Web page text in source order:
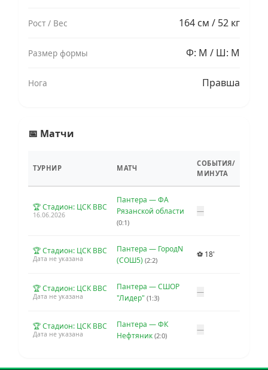
Рост / Вес 164 см / 52 кг
Размер формы Ф: M / Ш: M
Нога Правша
📅 Матчи
ТУРНИР МАТЧ
СОБЫТИЯ/
МИНУТА
🏆 Стадион: ЦСК ВВС
16.06.2026
Пантера — ФА
Рязанской области
(0:1)
—
🏆 Стадион: ЦСК ВВС
Дата не указана
Пантера — ГородN
(СОШ5) (2:2)
⚽ 18'
🏆 Стадион: ЦСК ВВС
Дата не указана
Пантера — СШОР
"Лидер" (1:3)
—
🏆 Стадион: ЦСК ВВС
Дата не указана
Пантера — ФК
Нефтяник (2:0)
—